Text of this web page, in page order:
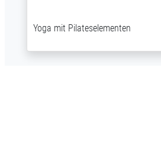
Yoga mit Pilateselementen